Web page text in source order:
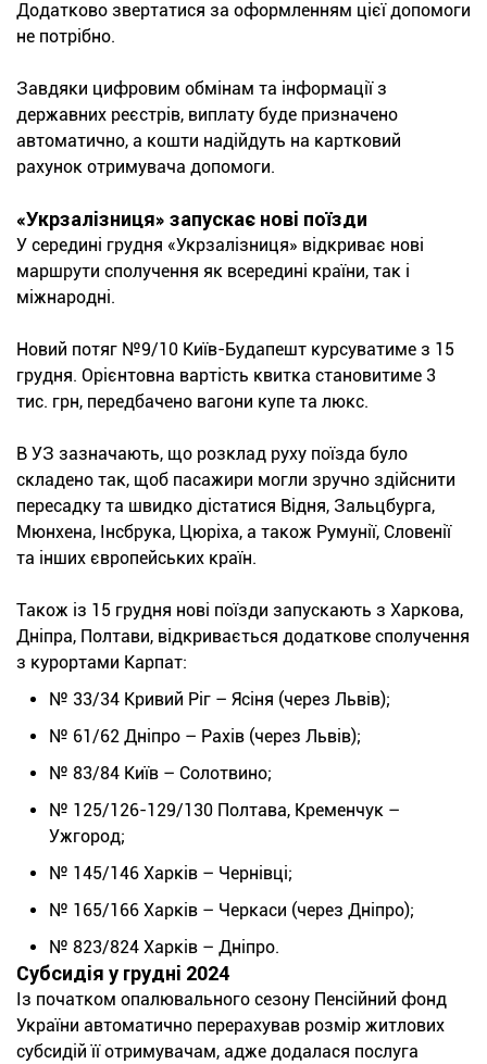
Додатково звертатися за оформленням цієї допомоги
не потрібно.
Завдяки цифровим обмінам та інформації з
державних реєстрів, виплату буде призначено
автоматично, а кошти надійдуть на картковий
рахунок отримувача допомоги.
«Укрзалізниця» запускає нові поїзди
У середині грудня «Укрзалізниця» відкриває нові
маршрути сполучення як всередині країни, так і
міжнародні.
Новий потяг №9/10 Київ-Будапешт курсуватиме з 15
грудня. Орієнтовна вартість квитка становитиме 3
тис. грн, передбачено вагони купе та люкс.
В УЗ зазначають, що розклад руху поїзда було
складено так, щоб пасажири могли зручно здійснити
пересадку та швидко дістатися Відня, Зальцбурга,
Мюнхена, Інсбрука, Цюріха, а також Румунії, Словенії
та інших європейських країн.
Також із 15 грудня нові поїзди запускають з Харкова,
Дніпра, Полтави, відкривається додаткове сполучення
з курортами Карпат:
№ 33/34 Кривий Ріг – Ясіня (через Львів);
№ 61/62 Дніпро – Рахів (через Львів);
№ 83/84 Київ – Солотвино;
№ 125/126-129/130 Полтава, Кременчук –
Ужгород;
№ 145/146 Харків – Чернівці;
№ 165/166 Харків – Черкаси (через Дніпро);
№ 823/824 Харків – Дніпро.
Субсидія у грудні 2024
Із початком опалювального сезону Пенсійний фонд
України автоматично перерахував розмір житлових
субсидій її отримувачам, адже додалася послуга